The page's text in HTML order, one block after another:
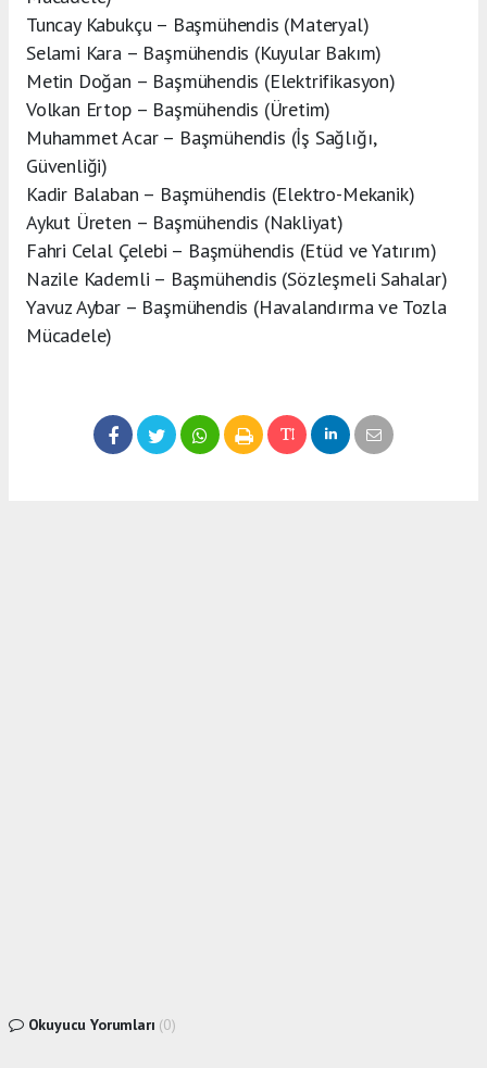
Tuncay Kabukçu – Başmühendis (Materyal)
Selami Kara – Başmühendis (Kuyular Bakım)
Metin Doğan – Başmühendis (Elektrifikasyon)
Volkan Ertop – Başmühendis (Üretim)
Muhammet Acar – Başmühendis (İş Sağlığı,
Güvenliği)
Kadir Balaban – Başmühendis (Elektro-Mekanik)
Aykut Üreten – Başmühendis (Nakliyat)
Fahri Celal Çelebi – Başmühendis (Etüd ve Yatırım)
Nazile Kademli – Başmühendis (Sözleşmeli Sahalar)
Yavuz Aybar – Başmühendis (Havalandırma ve Tozla
Mücadele)
Okuyucu Yorumları (0)